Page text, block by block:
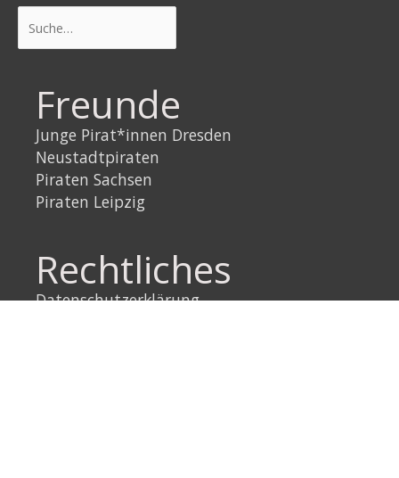
Freunde
Junge Pirat*innen Dresden
Neustadtpiraten
Piraten Sachsen
Piraten Leipzig
Rechtliches
Datenschutzerklärung